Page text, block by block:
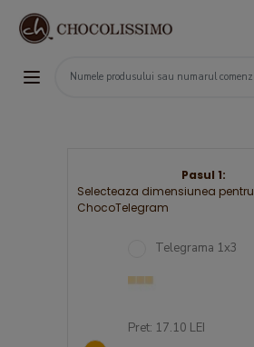
Pasul 1:
Selecteaza dimensiunea pentru
ChocoTelegram
Telegrama 1x3
Pret: 17.10 LEI